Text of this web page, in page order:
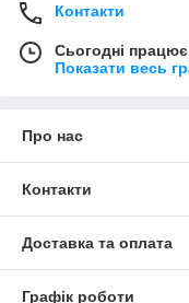
Контакти
Сьогодні
Показати весь
Про нас
Контакти
Доставка та оплата
Графік роботи